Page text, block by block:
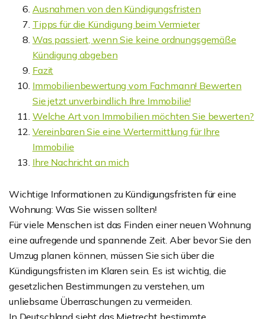
Ausnahmen von den Kündigungsfristen
Tipps für die Kündigung beim Vermieter
Was passiert, wenn Sie keine ordnungsgemäße
Kündigung abgeben
Fazit
Immobilienbewertung vom Fachmann! Bewerten
Sie jetzt unverbindlich Ihre Immobilie!
Welche Art von Immobilien möchten Sie bewerten?
Vereinbaren Sie eine Wertermittlung für Ihre
Immobilie
Ihre Nachricht an mich
Wichtige Informationen zu Kündigungsfristen für eine
Wohnung: Was Sie wissen sollten!
Für viele Menschen ist das Finden einer neuen Wohnung
eine aufregende und spannende Zeit. Aber bevor Sie den
Umzug planen können, müssen Sie sich über die
Kündigungsfristen im Klaren sein. Es ist wichtig, die
gesetzlichen Bestimmungen zu verstehen, um
unliebsame Überraschungen zu vermeiden.
In Deutschland sieht das Mietrecht bestimmte